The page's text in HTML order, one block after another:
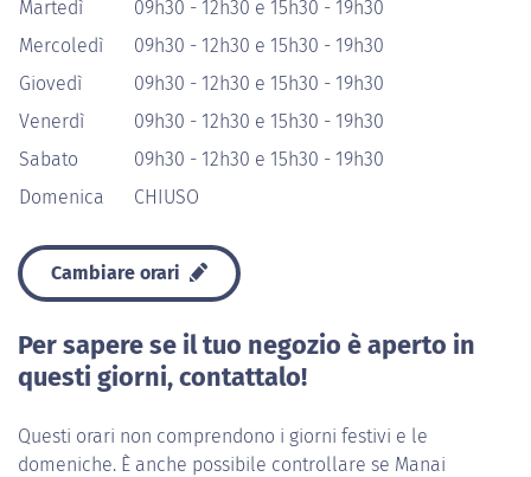
Martedì
09h30 - 12h30 e 15h30 - 19h30
Mercoledì
09h30 - 12h30 e 15h30 - 19h30
Giovedì
09h30 - 12h30 e 15h30 - 19h30
Venerdì
09h30 - 12h30 e 15h30 - 19h30
Sabato
09h30 - 12h30 e 15h30 - 19h30
Domenica
CHIUSO
Cambiare orari
Per sapere se il tuo negozio è aperto in
questi giorni, contattalo!
Questi orari non comprendono i giorni festivi e le
domeniche. È anche possibile controllare se Manai